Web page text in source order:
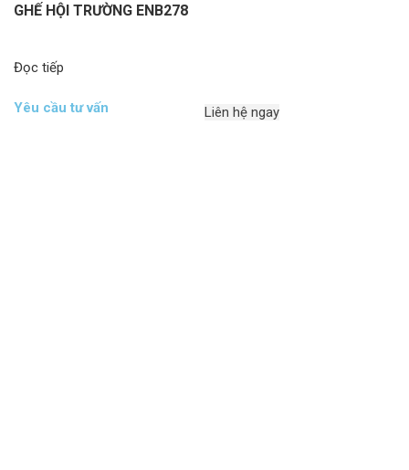
GHẾ HỘI TRƯỜNG ENB278
Đọc tiếp
Yêu cầu tư vấn Liên hệ ngay